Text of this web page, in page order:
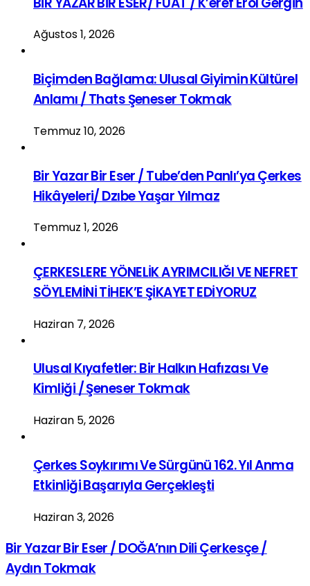
Ağustos 1, 2026
Biçimden Bağlama: Ulusal Giyimin Kültürel
Anlamı / Thats Şeneser Tokmak
Temmuz 10, 2026
Bir Yazar Bir Eser / Tube’den Panlı’ya Çerkes
Hikâyeleri/ Dzıbe Yaşar Yılmaz
Temmuz 1, 2026
ÇERKESLERE YÖNELİK AYRIMCILIĞI VE NEFRET
SÖYLEMİNİ TİHEK’E ŞİKAYET EDİYORUZ
Haziran 7, 2026
Ulusal Kıyafetler: Bir Halkın Hafızası Ve
Kimliği / Şeneser Tokmak
Haziran 5, 2026
Çerkes Soykırımı Ve Sürgünü 162. Yıl Anma
Etkinliği Başarıyla Gerçekleşti
Haziran 3, 2026
Bir Yazar Bir Eser / DOĞA’nın Dili Çerkesçe /
Aydın Tokmak